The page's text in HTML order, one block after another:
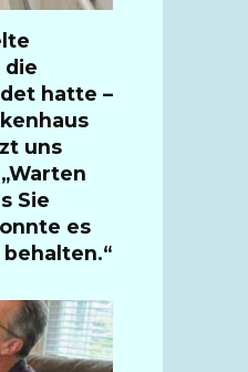
die
hatte –
uns
Sie
es